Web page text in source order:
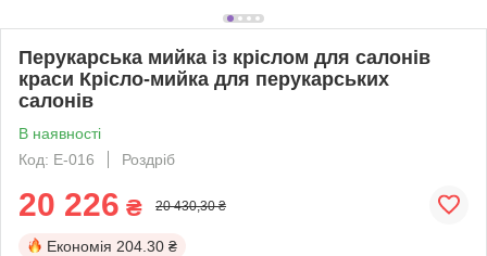
Перукарська мийка із кріслом для салонів
краси Крісло-мийка для перукарських
салонів
В наявності
Код: Е-016
Роздріб
20 226 ₴ 20 430,30 ₴
Економія 204.30 ₴